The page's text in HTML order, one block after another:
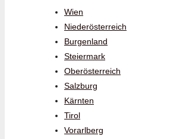
Wien
Niederösterreich
Burgenland
Steiermark
Oberösterreich
Salzburg
Kärnten
Tirol
Vorarlberg